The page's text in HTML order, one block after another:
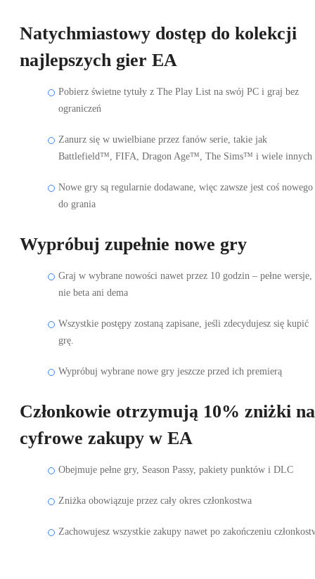
Natychmiastowy dostęp do kolekcji
najlepszych gier EA
Pobierz świetne tytuły z The Play List na swój PC i graj bez
ograniczeń
Zanurz się w uwielbiane przez fanów serie, takie jak
Battlefield™, FIFA, Dragon Age™, The Sims™ i wiele innych
Nowe gry są regularnie dodawane, więc zawsze jest coś nowego
do grania
Wypróbuj zupełnie nowe gry
Graj w wybrane nowości nawet przez 10 godzin – pełne wersje,
nie beta ani dema
Wszystkie postępy zostaną zapisane, jeśli zdecydujesz się kupić
grę.
Wypróbuj wybrane nowe gry jeszcze przed ich premierą
Członkowie otrzymują 10% zniżki na
cyfrowe zakupy w EA
Obejmuje pełne gry, Season Passy, pakiety punktów i DLC
Zniżka obowiązuje przez cały okres członkostwa
Zachowujesz wszystkie zakupy nawet po zakończeniu